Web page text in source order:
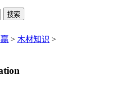
> 木材知识 >